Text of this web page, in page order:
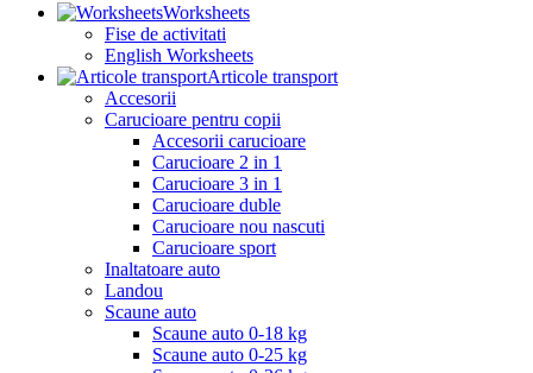
Worksheets
Fise de activitati
English Worksheets
Articole transport
Accesorii
Carucioare pentru copii
Accesorii carucioare
Carucioare 2 in 1
Carucioare 3 in 1
Carucioare duble
Carucioare nou nascuti
Carucioare sport
Inaltatoare auto
Landou
Scaune auto
Scaune auto 0-18 kg
Scaune auto 0-25 kg